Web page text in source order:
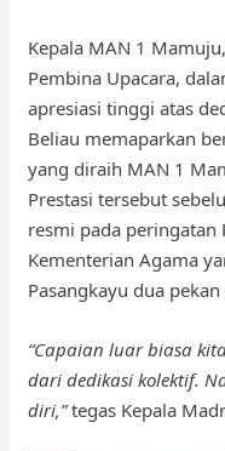
Kepala MAN 1
Pembina Upacara,
apresiasi tinggi atas
Beliau memaparkan
yang diraih MAN 1
Prestasi tersebut
resmi pada peringatan
Kementerian Agama
Pasangkayu dua pekan
“Capaian luar biasa
dari dedikasi kolektif.
diri,”tegas Kepala